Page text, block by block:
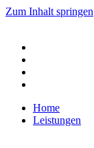
Zum Inhalt springen
Home
Leistungen